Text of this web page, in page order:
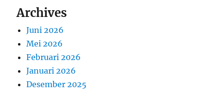
Archives
Juni 2026
Mei 2026
Februari 2026
Januari 2026
Desember 2025